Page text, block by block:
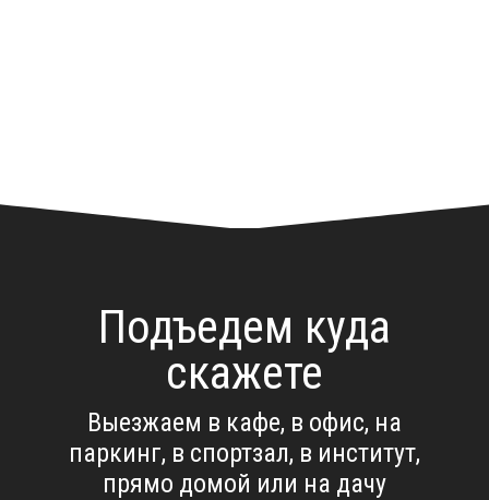
Подъедем куда
скажете
Выезжаем в кафе, в офис, на
паркинг, в спортзал, в институт,
прямо домой или на дачу